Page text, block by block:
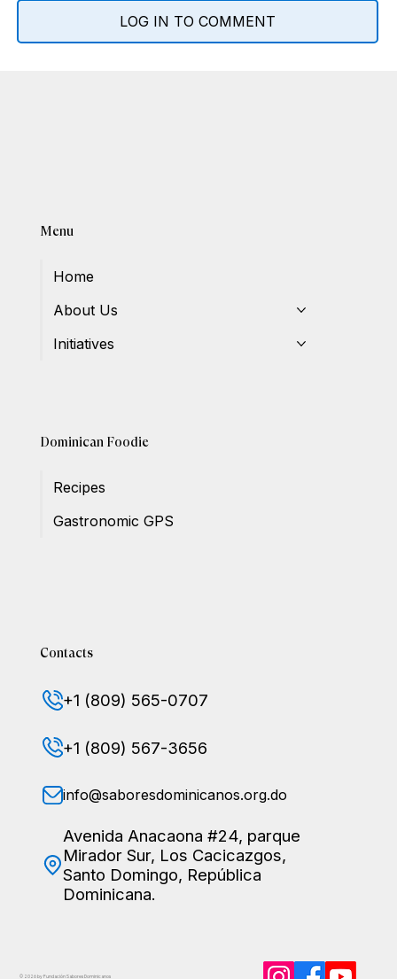
LOG IN TO COMMENT
Menu
Home
About Us
Initiatives
Dominican Foodie
Recipes
Gastronomic GPS
Contacts
+1 (809) 565-0707
+1 (809) 567-3656
info@saboresdominicanos.org.do
Avenida Anacaona #24, parque
Mirador Sur, Los Cacicazgos,
Santo Domingo, República
Dominicana.
© 2026 by Fundación Sabores Dominicanos